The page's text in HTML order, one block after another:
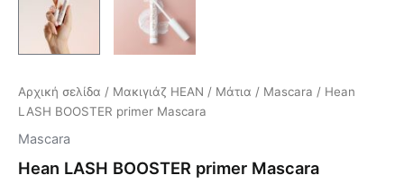
Αρχική σελίδα / Μακιγιάζ HEAN / Μάτια / Mascara / Hean
LASH BOOSTER primer Mascara
Mascara
Hean LASH BOOSTER primer Mascara